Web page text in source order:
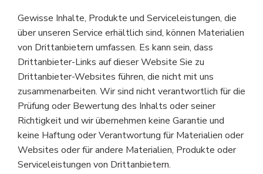
Gewisse Inhalte, Produkte und Serviceleistungen, die
über unseren Service erhältlich sind, können Materialien
von Drittanbietern umfassen. Es kann sein, dass
Drittanbieter-Links auf dieser Website Sie zu
Drittanbieter-Websites führen, die nicht mit uns
zusammenarbeiten. Wir sind nicht verantwortlich für die
Prüfung oder Bewertung des Inhalts oder seiner
Richtigkeit und wir übernehmen keine Garantie und
keine Haftung oder Verantwortung für Materialien oder
Websites oder für andere Materialien, Produkte oder
Serviceleistungen von Drittanbietern.